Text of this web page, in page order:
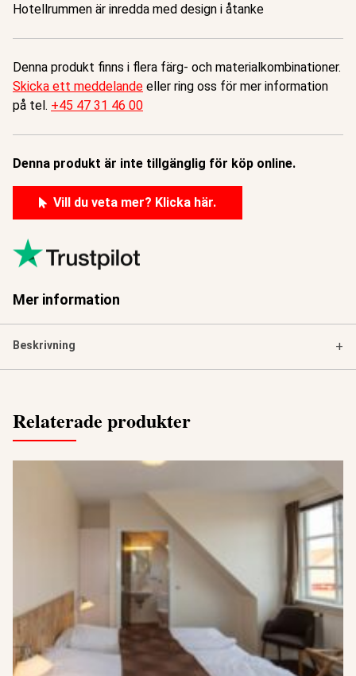
Hotellrummen är inredda med design i åtanke
Denna produkt finns i flera färg- och materialkombinationer.
Skicka ett meddelande eller ring oss för mer information
på tel. +45 47 31 46 00
Denna produkt är inte tillgänglig för köp online.
Vill du veta mer? Klicka här.
Mer information
Beskrivning +
Relaterade produkter